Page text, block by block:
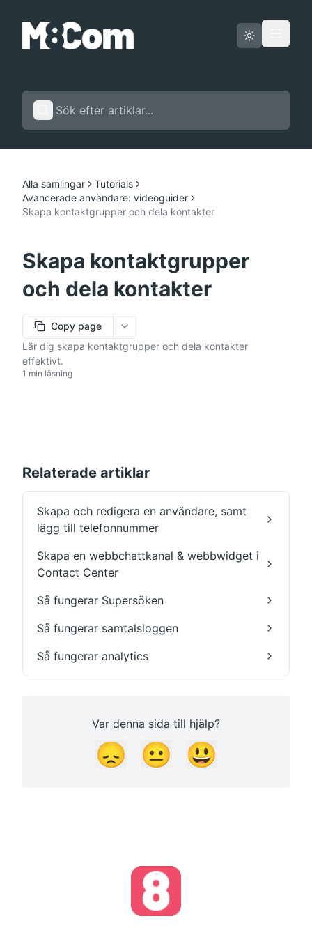
Svenska
Alla samlingar
Tutorials
Avancerade användare: videoguider
Skapa kontaktgrupper och dela kontakter
Skapa kontaktgrupper
och dela kontakter
Copy page
More options
Lär dig skapa kontaktgrupper och dela kontakter
effektivt.
1 min läsning
Relaterade artiklar
Skapa och redigera en användare, samt
lägg till telefonnummer
Skapa en webbchattkanal & webbwidget i
Contact Center
Så fungerar Supersöken
Så fungerar samtalsloggen
Så fungerar analytics
Var denna sida till hjälp?
😞 😐 😃